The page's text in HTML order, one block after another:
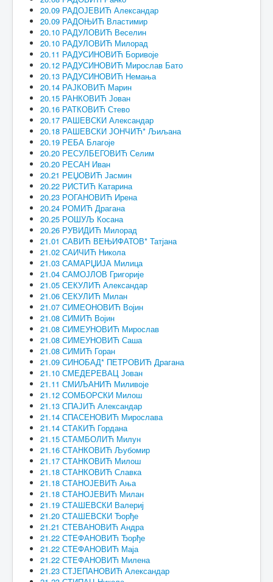
20.09 РАДОЈЕВИЋ Александар
20.09 РАДОЊИЋ Властимир
20.10 РАДУЛОВИЋ Веселин
20.10 РАДУЛОВИЋ Милорад
20.11 РАДУСИНОВИЋ Боривоје
20.12 РАДУСИНОВИЋ Мирослав Бато
20.13 РАДУСИНОВИЋ Немања
20.14 РАЈКОВИЋ Марин
20.15 РАНКОВИЋ Јован
20.16 РАТКОВИЋ Стево
20.17 РАШЕВСКИ Александар
20.18 РАШЕВСКИ ЈОНЧИЋ* Љиљана
20.19 РЕБА Благоје
20.20 РЕСУЛБЕГОВИЋ Селим
20.20 РЕСАН Иван
20.21 РЕЏОВИЋ Јасмин
20.22 РИСТИЋ Катарина
20.23 РОГАНОВИЋ Ирена
20.24 РОМИЋ Драгана
20.25 РОШУЉ Косана
20.26 РУВИДИЋ Милорад
21.01 САВИЋ ВЕЊИФАТОВ* Татјана
21.02 САИЧИЋ Никола
21.03 САМАРЏИЈА Милица
21.04 САМОЈЛОВ Григорије
21.05 СЕКУЛИЋ Александар
21.06 СЕКУЛИЋ Милан
21.07 СИМЕОНОВИЋ Војин
21.08 СИМИЋ Војин
21.08 СИМЕУНОВИЋ Мирослав
21.08 СИМЕУНОВИЋ Саша
21.08 СИМИЋ Горан
21.09 СИНОБАД* ПЕТРОВИЋ Драгана
21.10 СМЕДЕРЕВАЦ Јован
21.11 СМИЉАНИЋ Миливоје
21.12 СОМБОРСКИ Милош
21.13 СПАЈИЋ Александар
21.14 СПАСЕНОВИЋ Мирослава
21.14 СТАКИЋ Гордана
21.15 СТАМБОЛИЋ Милун
21.16 СТАНКОВИЋ Љубомир
21.17 СТАНКОВИЋ Милош
21.18 СТАНКОВИЋ Славка
21.18 СТАНОЈЕВИЋ Ања
21.18 СТАНОЈЕВИЋ Милан
21.19 СТАШЕВСКИ Валериј
21.20 СТАШЕВСКИ Ђорђе
21.21 СТЕВАНОВИЋ Андра
21.22 СТЕФАНОВИЋ Ђорђе
21.22 СТЕФАНОВИЋ Маја
21.22 СТЕФАНОВИЋ Милена
21.23 СТЈЕПАНОВИЋ Александар